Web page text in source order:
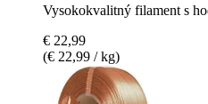
Vysokokvalitný filament s
€ 22,99
(€ 22,99 / kg)